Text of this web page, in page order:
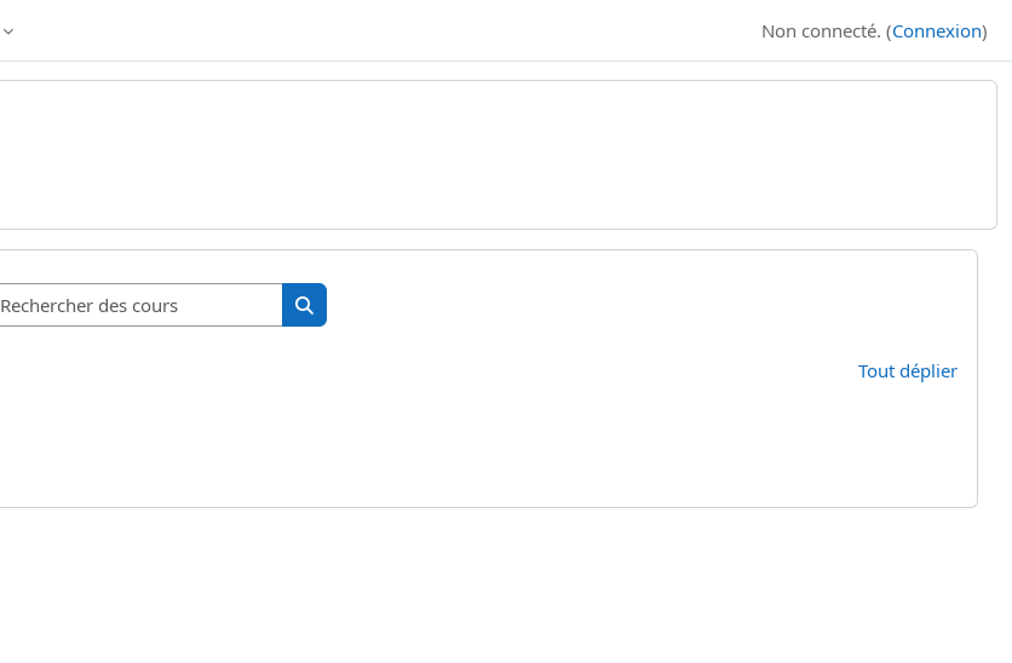
Non connecté. (Connexion)
Rechercher des cours
Rechercher des cours
Tout déplier